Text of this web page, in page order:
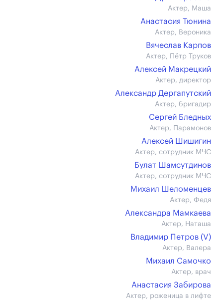
Актер, Маша
Анастасия Тюнина
Актер, Вероника
Вячеслав Карпов
Актер, Пётр Труков
Алексей Макрецкий
Актер, директор
Александр Дергапутский
Актер, бригадир
Сергей Бледных
Актер, Парамонов
Алексей Шишигин
Актер, сотрудник МЧС
Булат Шамсутдинов
Актер, сотрудник МЧС
Михаил Шеломенцев
Актер, Федя
Александра Мамкаева
Актер, Наташа
Владимир Петров (V)
Актер, Валера
Михаил Самочко
Актер, врач
Анастасия Забирова
Актер, роженица в лифте